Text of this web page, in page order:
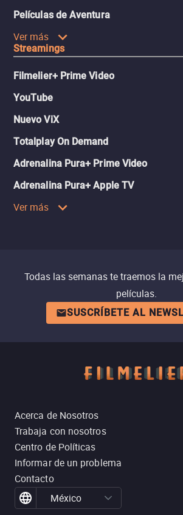
Películas de Aventura
Ver más
Streamings
Filmelier+ Prime Video
YouTube
Nuevo ViX
Totalplay On Demand
Adrenalina Pura+ Prime Video
Adrenalina Pura+ Apple TV
Ver más
Todas las semanas te traemos la
películas.
SUSCRÍBETE AL
Acerca de Nosotros
Trabaja con nosotros
Centro de Políticas
Informar de un problema
Contacto
México